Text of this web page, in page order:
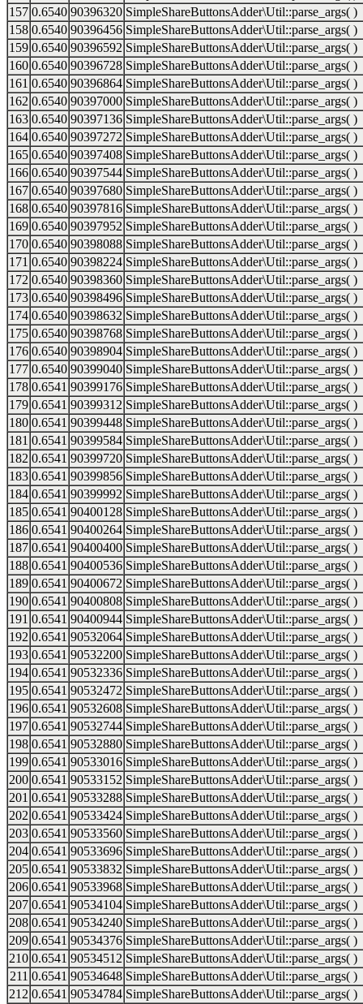
157 0.6540 90396320 SimpleShareButtonsAdder\Util::parse_args( )
158 0.6540 90396456 SimpleShareButtonsAdder\Util::parse_args( )
159 0.6540 90396592 SimpleShareButtonsAdder\Util::parse_args( )
160 0.6540 90396728 SimpleShareButtonsAdder\Util::parse_args( )
161 0.6540 90396864 SimpleShareButtonsAdder\Util::parse_args( )
162 0.6540 90397000 SimpleShareButtonsAdder\Util::parse_args( )
163 0.6540 90397136 SimpleShareButtonsAdder\Util::parse_args( )
164 0.6540 90397272 SimpleShareButtonsAdder\Util::parse_args( )
165 0.6540 90397408 SimpleShareButtonsAdder\Util::parse_args( )
166 0.6540 90397544 SimpleShareButtonsAdder\Util::parse_args( )
167 0.6540 90397680 SimpleShareButtonsAdder\Util::parse_args( )
168 0.6540 90397816 SimpleShareButtonsAdder\Util::parse_args( )
169 0.6540 90397952 SimpleShareButtonsAdder\Util::parse_args( )
170 0.6540 90398088 SimpleShareButtonsAdder\Util::parse_args( )
171 0.6540 90398224 SimpleShareButtonsAdder\Util::parse_args( )
172 0.6540 90398360 SimpleShareButtonsAdder\Util::parse_args( )
173 0.6540 90398496 SimpleShareButtonsAdder\Util::parse_args( )
174 0.6540 90398632 SimpleShareButtonsAdder\Util::parse_args( )
175 0.6540 90398768 SimpleShareButtonsAdder\Util::parse_args( )
176 0.6540 90398904 SimpleShareButtonsAdder\Util::parse_args( )
177 0.6540 90399040 SimpleShareButtonsAdder\Util::parse_args( )
178 0.6541 90399176 SimpleShareButtonsAdder\Util::parse_args( )
179 0.6541 90399312 SimpleShareButtonsAdder\Util::parse_args( )
180 0.6541 90399448 SimpleShareButtonsAdder\Util::parse_args( )
181 0.6541 90399584 SimpleShareButtonsAdder\Util::parse_args( )
182 0.6541 90399720 SimpleShareButtonsAdder\Util::parse_args( )
183 0.6541 90399856 SimpleShareButtonsAdder\Util::parse_args( )
184 0.6541 90399992 SimpleShareButtonsAdder\Util::parse_args( )
185 0.6541 90400128 SimpleShareButtonsAdder\Util::parse_args( )
186 0.6541 90400264 SimpleShareButtonsAdder\Util::parse_args( )
187 0.6541 90400400 SimpleShareButtonsAdder\Util::parse_args( )
188 0.6541 90400536 SimpleShareButtonsAdder\Util::parse_args( )
189 0.6541 90400672 SimpleShareButtonsAdder\Util::parse_args( )
190 0.6541 90400808 SimpleShareButtonsAdder\Util::parse_args( )
191 0.6541 90400944 SimpleShareButtonsAdder\Util::parse_args( )
192 0.6541 90532064 SimpleShareButtonsAdder\Util::parse_args( )
193 0.6541 90532200 SimpleShareButtonsAdder\Util::parse_args( )
194 0.6541 90532336 SimpleShareButtonsAdder\Util::parse_args( )
195 0.6541 90532472 SimpleShareButtonsAdder\Util::parse_args( )
196 0.6541 90532608 SimpleShareButtonsAdder\Util::parse_args( )
197 0.6541 90532744 SimpleShareButtonsAdder\Util::parse_args( )
198 0.6541 90532880 SimpleShareButtonsAdder\Util::parse_args( )
199 0.6541 90533016 SimpleShareButtonsAdder\Util::parse_args( )
200 0.6541 90533152 SimpleShareButtonsAdder\Util::parse_args( )
201 0.6541 90533288 SimpleShareButtonsAdder\Util::parse_args( )
202 0.6541 90533424 SimpleShareButtonsAdder\Util::parse_args( )
203 0.6541 90533560 SimpleShareButtonsAdder\Util::parse_args( )
204 0.6541 90533696 SimpleShareButtonsAdder\Util::parse_args( )
205 0.6541 90533832 SimpleShareButtonsAdder\Util::parse_args( )
206 0.6541 90533968 SimpleShareButtonsAdder\Util::parse_args( )
207 0.6541 90534104 SimpleShareButtonsAdder\Util::parse_args( )
208 0.6541 90534240 SimpleShareButtonsAdder\Util::parse_args( )
209 0.6541 90534376 SimpleShareButtonsAdder\Util::parse_args( )
210 0.6541 90534512 SimpleShareButtonsAdder\Util::parse_args( )
211 0.6541 90534648 SimpleShareButtonsAdder\Util::parse_args( )
212 0.6541 90534784 SimpleShareButtonsAdder\Util::parse_args( )